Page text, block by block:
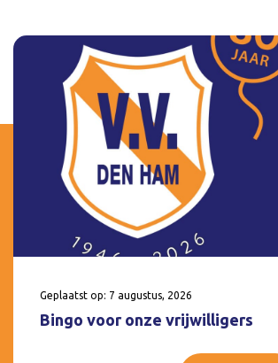
Geplaatst op: 7 augustus, 2026
Bingo voor onze vrijwilligers